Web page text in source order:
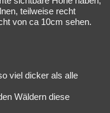
Allmystery English
teilweise recht
von ca 10cm sehen.
viel dicker als alle
Wäldern diese